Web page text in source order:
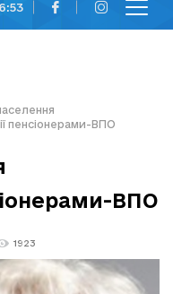
пенсіонерами-ВПО
ВПО
1923